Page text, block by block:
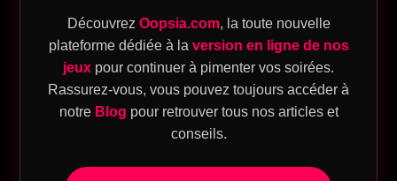
tiennent. L’estime de soine revient pas par
hasard; elle se reconstruit par des choix
quotidiens: sommeil, alimentation, sport,
projets autonomes.
Un micro-cas parlant: Élodie, 34 ans, a repris
Découvrez Oopsia.com, la toute nouvelle
plateforme dédiée à la version en ligne de nos
jeux pour continuer à pimenter vos soirées.
Rassurez-vous, vous pouvez toujours accéder à
notre Blog pour retrouver tous nos articles et
conseils.